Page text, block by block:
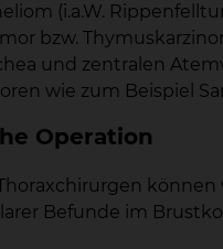
(i.a.W.
bzw.
und zentralen
wie zum Beispiel
Operation
Befunde im